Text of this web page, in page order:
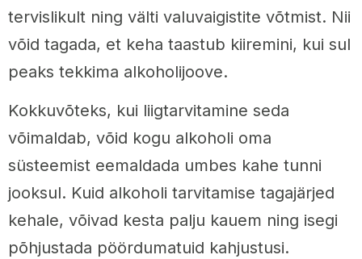
tervislikult ning välti valuvaigistite võtmist. Nii
võid tagada, et keha taastub kiiremini, kui sul
peaks tekkima alkoholijoove.
Kokkuvõteks, kui liigtarvitamine seda
võimaldab, võid kogu alkoholi oma
süsteemist eemaldada umbes kahe tunni
jooksul. Kuid alkoholi tarvitamise tagajärjed
kehale, võivad kesta palju kauem ning isegi
põhjustada pöördumatuid kahjustusi.